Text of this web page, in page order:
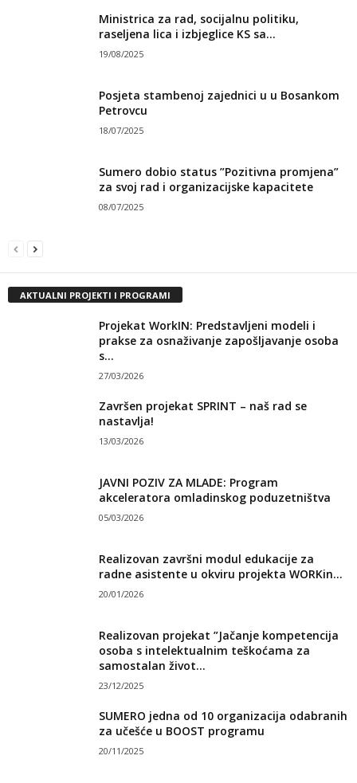
Ministrica za rad, socijalnu politiku,
raseljena lica i izbjeglice KS sa...
19/08/2025
Posjeta stambenoj zajednici u u Bosankom
Petrovcu
18/07/2025
Sumero dobio status ”Pozitivna promjena”
za svoj rad i organizacijske kapacitete
08/07/2025
AKTUALNI PROJEKTI I PROGRAMI
Projekat WorkIN: Predstavljeni modeli i
prakse za osnaživanje zapošljavanje osoba
s...
27/03/2026
Završen projekat SPRINT – naš rad se
nastavlja!
13/03/2026
JAVNI POZIV ZA MLADE: Program
akceleratora omladinskog poduzetništva
05/03/2026
Realizovan završni modul edukacije za
radne asistente u okviru projekta WORKin...
20/01/2026
Realizovan projekat ”Jačanje kompetencija
osoba s intelektualnim teškoćama za
samostalan život...
23/12/2025
SUMERO jedna od 10 organizacija odabranih
za učešće u BOOST programu
20/11/2025